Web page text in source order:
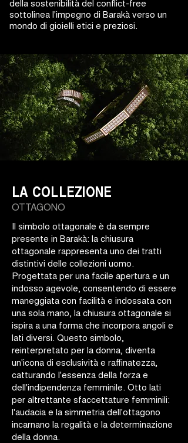
della sostenibilità del conflict-free
sottolinea l'impegno di Barakà verso un
mondo di gioielli etici e preziosi.
LA COLLEZIONE
OTTAGONO
Il simbolo ottagonale è da sempre
presente in Barakà: la chiusura
ottagonale rappresenta uno dei tratti
distintivi delle collezioni uomo.
Progettata per una facile apertura e un
indosso agevole, consentendo di essere
maneggiata con facilità e indossata con
una sola mano, la chiusura ottagonale si
ispira a una forma che incorpora angoli e
lati diversi. Questo simbolo,
reinterpretato per la donna, diventa
un'icona di esclusività e raffinatezza,
catturando l'essenza della forza e
dell'indipendenza femminile. Otto lati
per altrettante sfaccettature femminili:
l'audacia e la simmetria dell'ottagono
incarnano la regalità e la determinazione
della donna.